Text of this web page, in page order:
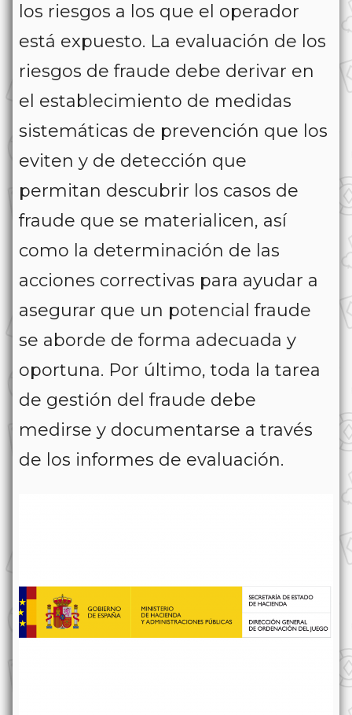
los riesgos a los que el operador
está expuesto. La evaluación de los
riesgos de fraude debe derivar en
el establecimiento de medidas
sistemáticas de prevención que los
eviten y de detección que
permitan descubrir los casos de
fraude que se materialicen, así
como la determinación de las
acciones correctivas para ayudar a
asegurar que un potencial fraude
se aborde de forma adecuada y
oportuna. Por último, toda la tarea
de gestión del fraude debe
medirse y documentarse a través
de los informes de evaluación.